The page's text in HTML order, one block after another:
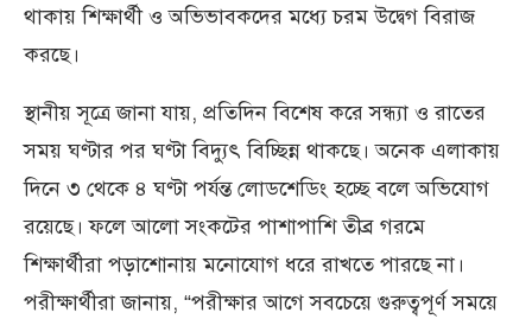
থাকায় শিক্ষার্থী ও অভিভাবকদের মধ্যে চরম উদ্বেগ বিরাজ
করছে।
স্থানীয় সূত্রে জানা যায়, প্রতিদিন বিশেষ করে সন্ধ্যা ও রাতের
সময় ঘণ্টার পর ঘণ্টা বিদ্যুৎ বিচ্ছিন্ন থাকছে। অনেক এলাকায়
দিনে ৩ থেকে ৪ ঘণ্টা পর্যন্ত লোডশেডিং হচ্ছে বলে অভিযোগ
রয়েছে। ফলে আলো সংকটের পাশাপাশি তীব্র গরমে
শিক্ষার্থীরা পড়াশোনায় মনোযোগ ধরে রাখতে পারছে না।
পরীক্ষার্থীরা জানায়, “পরীক্ষার আগে সবচেয়ে গুরুত্বপূর্ণ সময়ে